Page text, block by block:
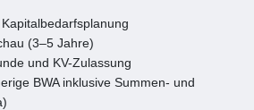
(3–5 Jahre)
und KV-Zulassung
BWA inklusive Summen- und